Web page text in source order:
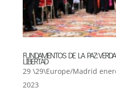
FUNDAMENTOS DE LA PAZ:
LIBERTAD
29 \29\Europe/Madrid
2023